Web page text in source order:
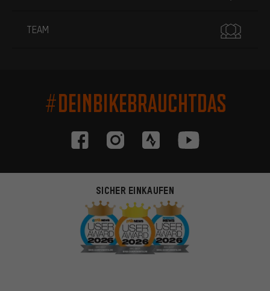
TEAM
#DEINBIKEBRAUCHTDAS
SICHER EINKAUFEN